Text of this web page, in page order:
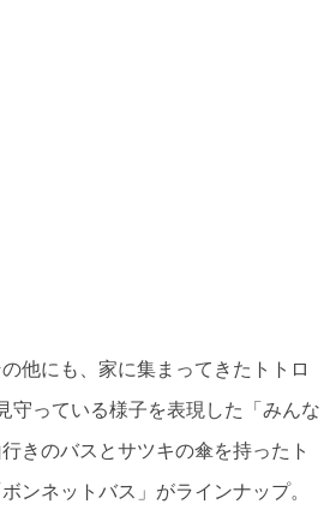
他にも、家に集まってきたトトロ
守っている様子を表現した「みんな
きのバスとサツキの傘を持ったト
ンネットバス」がラインナップ。